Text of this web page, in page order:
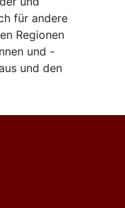
für andere
Regionen
und -
und den